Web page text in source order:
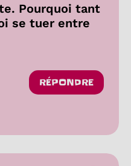
Pourquoi tant
se tuer entre
réactions
RÉPONDRE